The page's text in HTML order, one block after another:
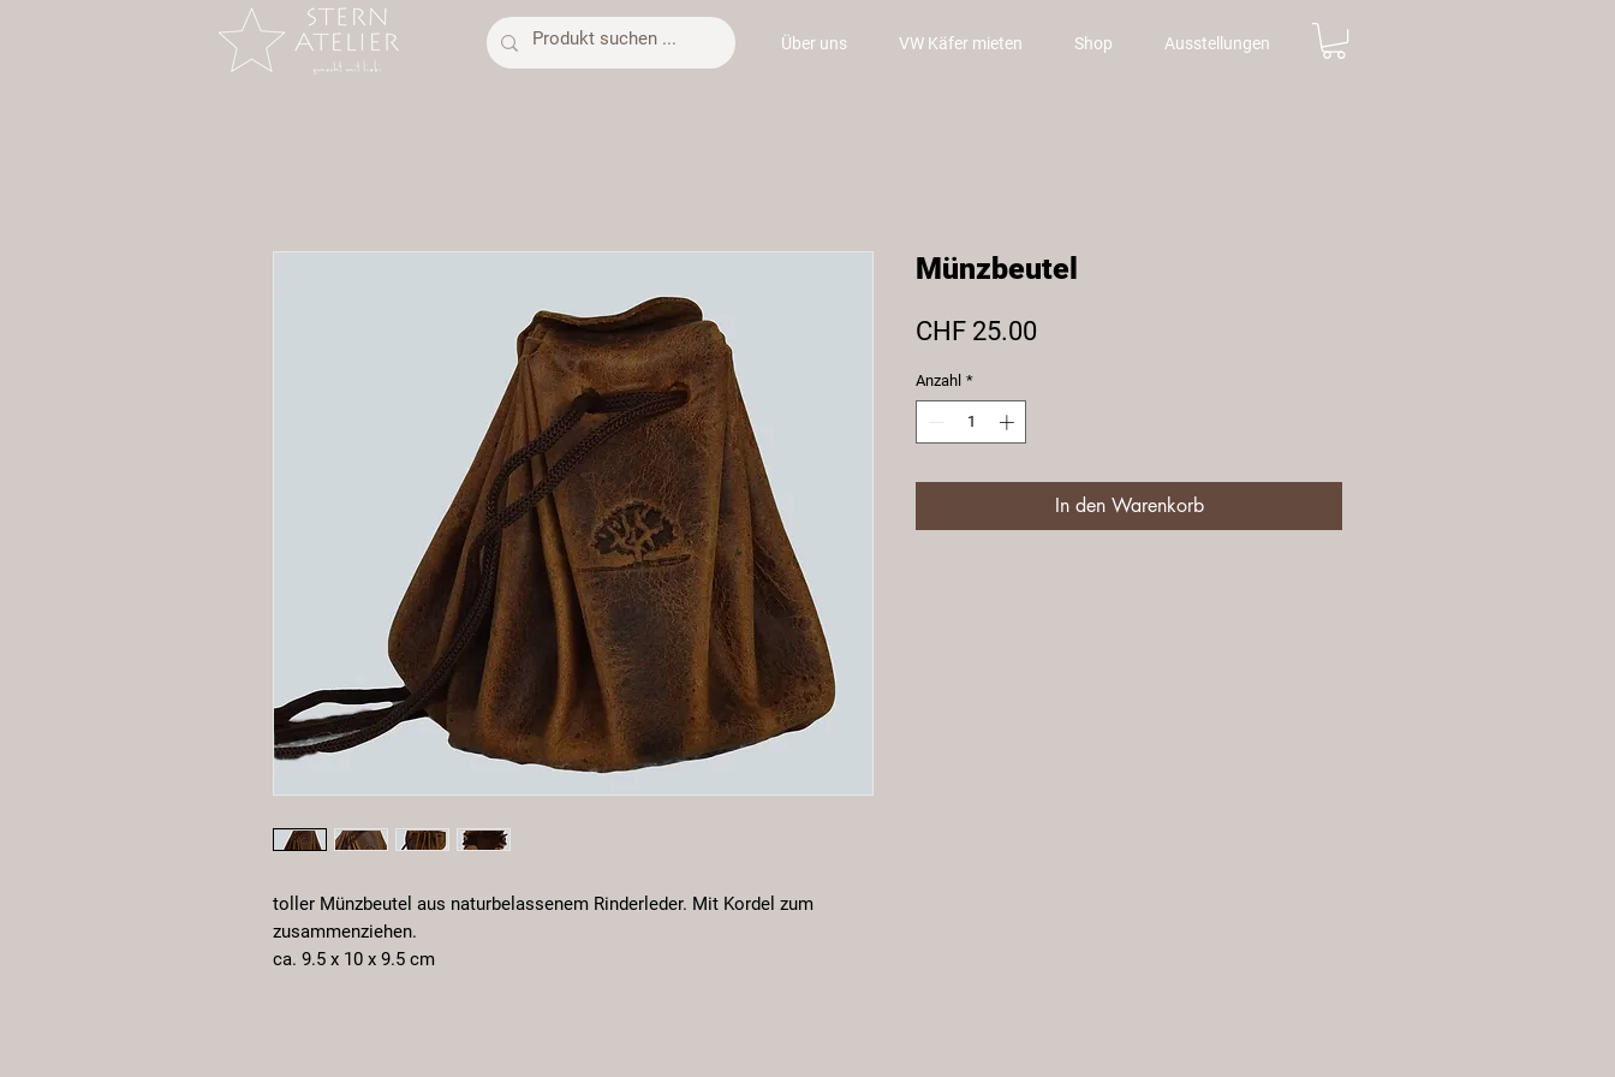
Über uns VW Käfer mieten Shop Ausstellungen
toller Münzbeutel aus naturbelassenem Rinderleder. Mit Kordel zum
zusammenziehen.
ca. 9.5 x 10 x 9.5 cm
Münzbeutel
CHF 25.00
Anzahl *
In den Warenkorb